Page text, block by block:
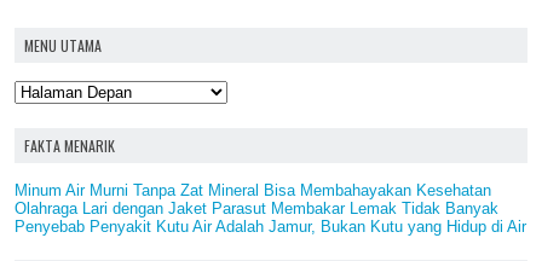
MENU UTAMA
FAKTA MENARIK
Minum Air Murni Tanpa Zat Mineral Bisa Membahayakan Kesehatan
Olahraga Lari dengan Jaket Parasut Membakar Lemak Tidak Banyak
Penyebab Penyakit Kutu Air Adalah Jamur, Bukan Kutu yang Hidup di Air